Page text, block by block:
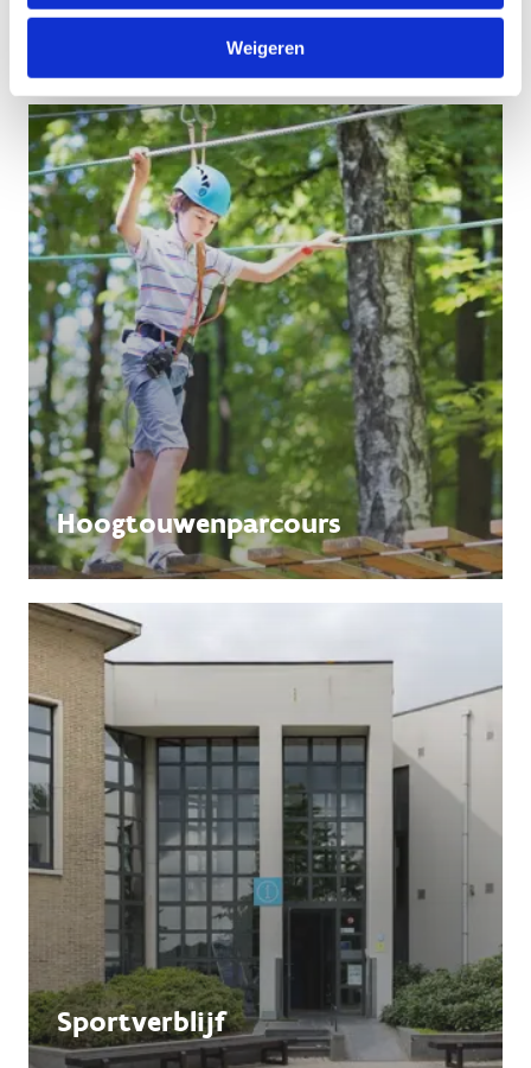
Weigeren
Stranddag
Hoogtouwenparcours
Sportverblijf